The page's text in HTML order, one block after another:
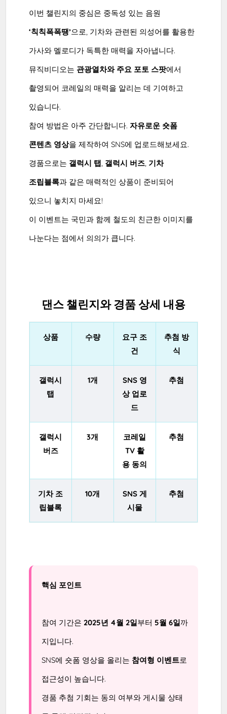
이번 챌린지의 중심은 중독성 있는 음원
‘칙칙폭폭땡’으로, 기차와 관련된 의성어를 활용한
가사와 멜로디가 독특한 매력을 자아냅니다.
뮤직비디오는 관광열차와 주요 포토 스팟에서
촬영되어 코레일의 매력을 알리는 데 기여하고
있습니다.
참여 방법은 아주 간단합니다. 자유로운 숏폼
콘텐츠 영상을 제작하여 SNS에 업로드해보세요.
경품으로는 갤럭시 탭 갤럭시 버즈, 기차
조립블록과 같은 매력적인 상품이 준비되어
있으니 놓치지 마세요!
이 이벤트는 국민과 함께 철도의 친근한 이미지를
나눈다는 점에서 의의가 큽니다.
댄스 챌린지와 경품 상세 내용
상품 수량
요구 조
건
추첨 방
식
갤럭시
탭
1개
SNS 영
상 업로
드
추첨
갤럭시
버즈
3개
코레일
TV 활
용 동의
추첨
기차 조
립블록
10개
SNS 게
시물
추첨
핵심 포인트
참여 기간은 2025년 4월 2일부터 5월 6일까
지입니다.
SNS에 숏폼 영상을 올리는 참여형 이벤트로
접근성이 높습니다.
경품 추첨 기회는 동의 여부와 게시물 상태